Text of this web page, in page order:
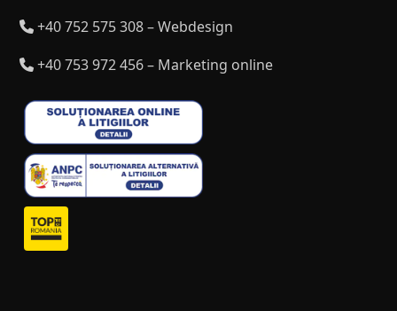
+40 752 575 308 – Webdesign
+40 753 972 456 – Marketing online